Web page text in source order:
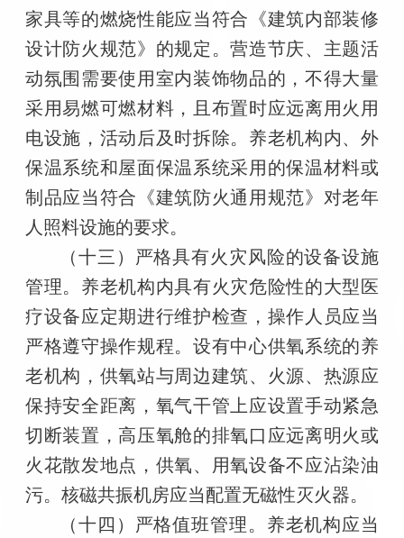
家具等的燃烧性能应当符合《建筑内部装修
设计防火规范》的规定。营造节庆、主题活
动氛围需要使用室内装饰物品的，不得大量
采用易燃可燃材料，且布置时应远离用火用
电设施，活动后及时拆除。养老机构内、外
保温系统和屋面保温系统采用的保温材料或
制品应当符合《建筑防火通用规范》对老年
人照料设施的要求。
（十三）严格具有火灾风险的设备设施
管理。养老机构内具有火灾危险性的大型医
疗设备应定期进行维护检查，操作人员应当
严格遵守操作规程。设有中心供氧系统的养
老机构，供氧站与周边建筑、火源、热源应
保持安全距离，氧气干管上应设置手动紧急
切断装置，高压氧舱的排氧口应远离明火或
火花散发地点，供氧、用氧设备不应沾染油
污。核磁共振机房应当配置无磁性灭火器。
（十四）严格值班管理。养老机构应当